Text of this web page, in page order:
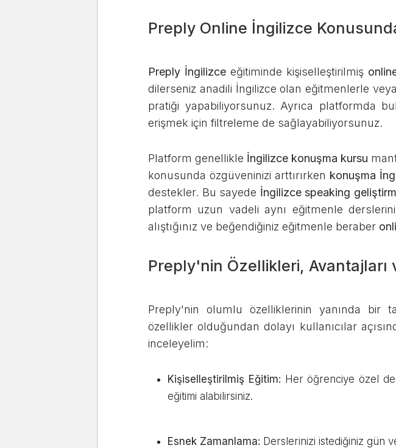
Preply Online İngilizce
Preply İngilizceeğitiminde kişiselleştirilmiş
dilerseniz anadili İngilizce olan eğitmenlerle
pratiği yapabiliyorsunuz. Ayrıca platformda
erişmek için filtreleme de sağlayabiliyorsunuz.
Platform genellikle İngilizce konuşma kursu
konusunda özgüveninizi arttırırken konuşma
destekler. Bu sayede İngilizce speaking
platform uzun vadeli aynı eğitmenle
alıştığınız ve beğendiğiniz eğitmenle beraber
Preply'nin Özellikleri, Avantajları
Preply'nin olumlu özelliklerinin yanında bir
özellikler olduğundan dolayı kullanıcılar
inceleyelim:
Kişiselleştirilmiş Eğitim: Her öğrenciye özel
eğitimi alabilirsiniz.
Esnek Zamanlama: Derslerinizi istediğiniz gün